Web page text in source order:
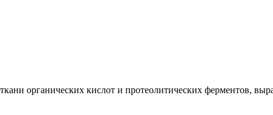
органических кислот и протеолитических ферментов,